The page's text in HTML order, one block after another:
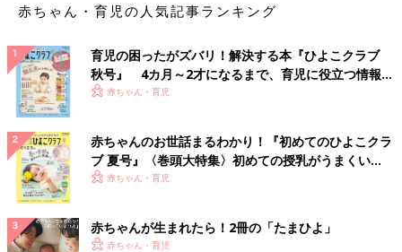
赤ちゃん・育児の人気記事ランキング
育児の困ったがズバリ！解決する本『ひよこクラブ
秋号』 4カ月～2才になるまで、育児に役立つ情報が
いっぱい！
赤ちゃん・育児
赤ちゃんのお世話まるわかり！『初めてのひよこクラ
ブ 夏号』〈巻頭大特集〉初めての授乳がうまくい
く！ おっぱい・ミルクの基本と夏のトラブル 解決テ
赤ちゃん・育児
赤ちゃんが生まれたら！2冊の「たまひよ」
赤ちゃん・育児